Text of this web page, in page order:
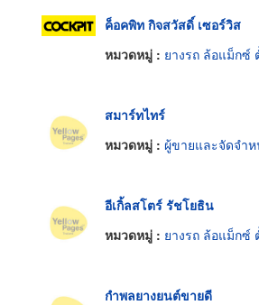
ค็อคพิท กิจสวัสดิ์ เซอร์วิส
หมวดหมู่ : ยางรถ ล้อแม็กซ์
สมาร์ทไทร์
หมวดหมู่ : ผู้ขายและจัดจำ
อีเกิ้ลสโตร์ รัชโยธิน
หมวดหมู่ : ยางรถ ล้อแม็กซ์
กำพลยางยนต์ขายดี